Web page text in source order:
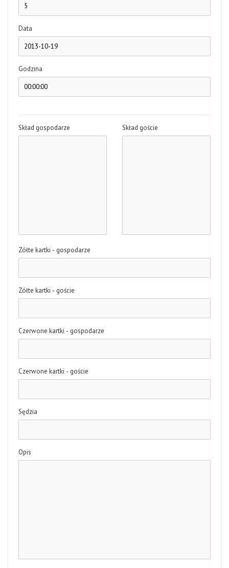
Data
Godzina
Skład gospodarze Skład goście
Zółte kartki - gospodarze
Zółte kartki - goście
Czerwone kartki - gospodarze
Czerwone kartki - goście
Sędzia
Opis